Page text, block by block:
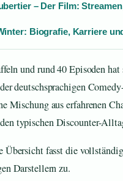
– Der Film:
Biografie, Karriere
und rund 40 Episoden
deutschsprachigen
Mischung aus erfahrenen
typischen Discounter-
Übersicht fasst die
Darstellern zu.